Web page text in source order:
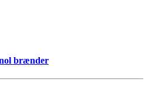
brænder